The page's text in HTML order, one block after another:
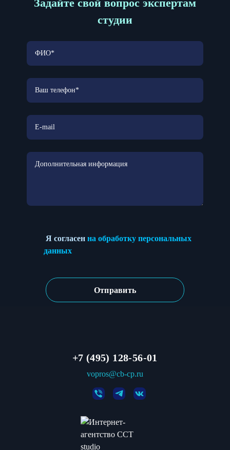
Задайте свой вопрос экспертам
студии
Я согласен на обработку персональных
данных
+7 (495) 128-56-01
vopros@cb-cp.ru